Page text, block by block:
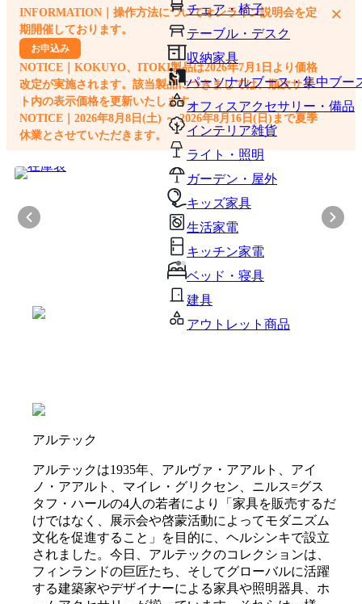
チェア・椅子
テーブル・デスク
収納家具
パーソナルブース・集中ブー
オフィスアクセサリー・備品
インテリア雑貨
ライト・照明
ガーデン・屋外
キッズ家具
生活家電
キッチン家電
ベッド・寝具
建具
アウトレット商品
他のサイトで見つけた商品ページのURLを貼り付けて、カートに追加できます
INFORMATION｜操作方法についてオンライン説明会を定
期開催しております。
お申込み
NOTICE｜KOKUYO、ITOKI製品は2026年7月1日より価格
改定が実施されます。該当製品につきましては、順次サイ
ト内の表示価格を更新いたします。
NOTICE｜2026年8月8日(土) ～ 2026年8月16日(日)まで夏季
休業とさせていただきます。
×
アルテック
アルテックは1935年、アルヴァ・アアルト、アイ
ノ・アアルト、マイレ・グリクセン、ニルス=グス
タフ・ハールの4人の若者により「家具を販売するだ
けではなく、展示会や啓蒙活動によってモダニズム
文化を促進すること」を目的に、ヘルシンキで設立
されました。今日、アルテックのコレクションは、
フィンランドの巨匠たち、そしてグローバルに活躍
する建築家やデザイナーによる家具や照明器具、ホ